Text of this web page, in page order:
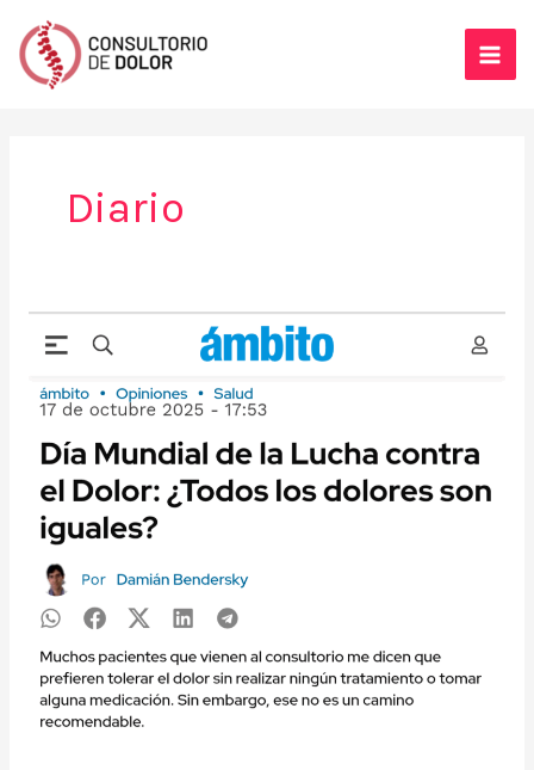
contenido
Diario
en
Ámbito
Financiero)
Día
Mundial
de
la
Lucha
contra
Dolor:
¿Todos
los